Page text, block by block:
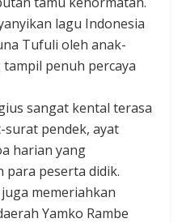
lagu Indonesia
Tufuli oleh anak-
tampil penuh percaya
sangat kental terasa
surat pendek, ayat
harian yang
para peserta didik.
memeriahkan
Yamko Rambe